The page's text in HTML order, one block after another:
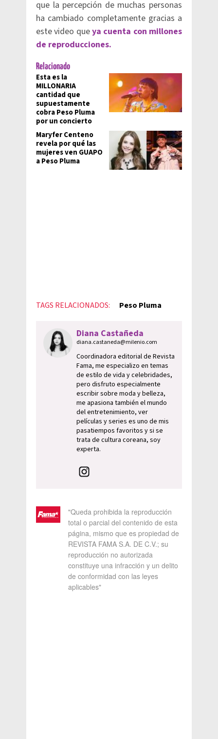
que la percepción de muchas personas
ha cambiado completamente gracias a
este video queya cuenta con millones
de reproducciones.
Relacionado
Esta es la
MILLONARIA
cantidad que
supuestamente
cobra Peso Pluma
por un concierto
Maryfer Centeno
revela por qué las
mujeres ven GUAPO
a Peso Pluma
TAGS RELACIONADOS: Peso Pluma
Diana Castañeda
diana.castaneda@milenio.com
Coordinadora editorial de Revista
Fama, me especializo en temas
de estilo de vida y celebridades,
pero disfruto especialmente
escribir sobre moda y belleza,
me apasiona también el mundo
del entretenimiento, ver
películas y series es uno de mis
pasatiempos favoritos y si se
trata de cultura coreana, soy
experta.
"Queda prohibida la reproducción
total o parcial del contenido de esta
página, mismo que es propiedad de
REVISTA FAMA S.A. DE C.V.; su
reproducción no autorizada
constituye una infracción y un delito
de conformidad con las leyes
aplicables"